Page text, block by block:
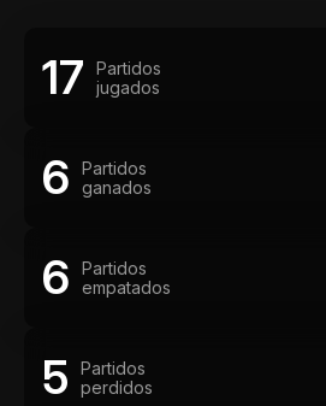
17
Partidos
jugados
6
Partidos
ganados
6
Partidos
empatados
5
Partidos
perdidos